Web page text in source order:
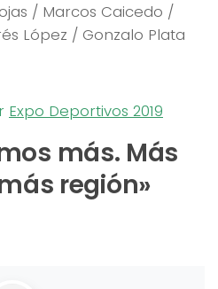
/ Marcos Caicedo /
López / Gonzalo Plata
Expo Deportivos 2019
más. Más
región»